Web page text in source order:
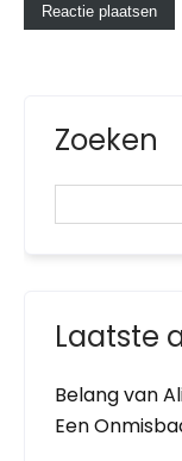
Zoeken
Laatste
Belang van
Een